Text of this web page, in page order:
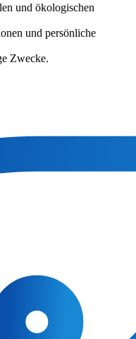
und ökologischen
und persönliche
Zwecke.